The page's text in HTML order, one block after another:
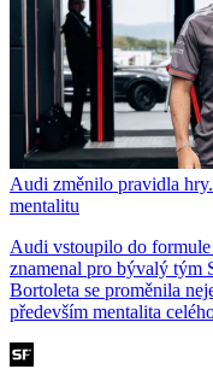
Audi změnilo pravidla
mentalitu
Audi vstoupilo do
znamenal pro bývalý tým
Bortoleta se proměnila
především mentalita